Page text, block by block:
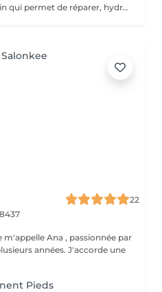
Le soin à la paraffine est un soin qui permet de réparer, hydrater et adoucir les pieds déshydratés, abîmés et desséchés par les agressions extérieures.
22
années. J'accorde une
Pieds